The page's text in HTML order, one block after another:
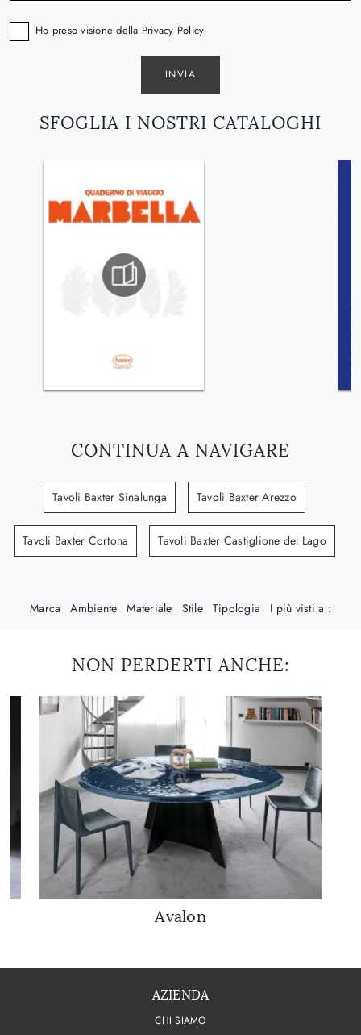
SFOGLIA I NOSTRI CATALOGHI
CONTINUA A NAVIGARE
Tavoli Baxter Sinalunga Tavoli Baxter Arezzo
Tavoli Baxter Cortona Tavoli Baxter Castiglione del Lago
Ho preso visione della Privacy Policy
INVIA
Marca Ambiente Materiale Stile Tipologia I più visti a :
NON PERDERTI ANCHE:
Avalon
AZIENDA
CHI SIAMO